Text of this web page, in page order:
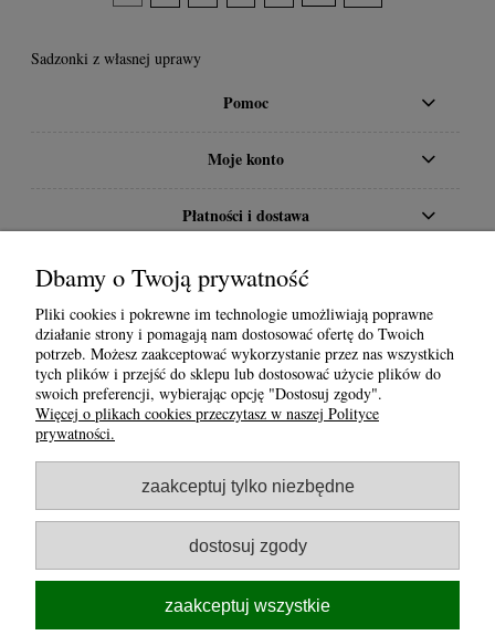
Sadzonki z własnej uprawy
Pomoc
Moje konto
Płatności i dostawa
O nas
Dbamy o Twoją prywatność
Pliki cookies i pokrewne im technologie umożliwiają poprawne
działanie strony i pomagają nam dostosować ofertę do Twoich
potrzeb. Możesz zaakceptować wykorzystanie przez nas wszystkich
tych plików i przejść do sklepu lub dostosować użycie plików do
swoich preferencji, wybierając opcję "Dostosuj zgody".
Więcej o plikach cookies przeczytasz w naszej Polityce
prywatności.
zaakceptuj tylko niezbędne
dostosuj zgody
zaakceptuj wszystkie